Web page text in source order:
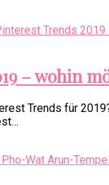
– wohin
Trends für